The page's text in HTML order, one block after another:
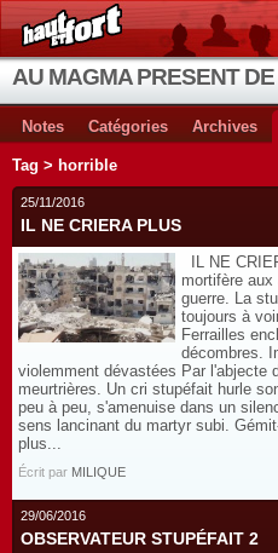
AU MAGMA PRESENT
Notes Catégories Archives
Tag > horrible
25/11/2016
IL NE CRIERA PLUS
IL NE
mortifère
guerre. La
toujours à
Ferrailles
décombres.
violemment dévastées Par l'abjecte
meurtrières. Un cri stupéfait hurle
peu à peu, s'amenuise dans un
sens lancinant du martyr subi.
plus...
Écrit par MILIQUE
29/06/2016
OBSERVATEUR STUPÉFAIT 2